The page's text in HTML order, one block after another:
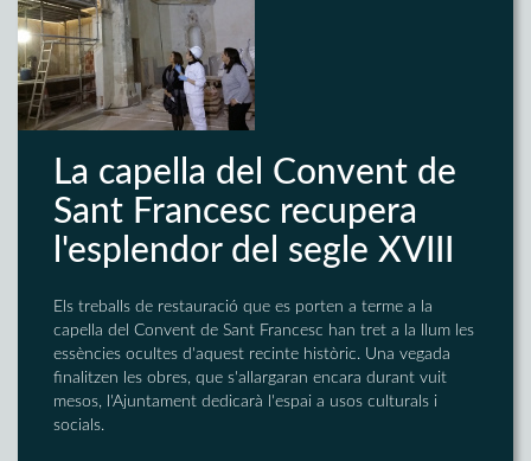
La capella del Convent de
Sant Francesc recupera
l'esplendor del segle XVIII
Els treballs de restauració que es porten a terme a la
capella del Convent de Sant Francesc han tret a la llum les
essències ocultes d'aquest recinte històric. Una vegada
finalitzen les obres, que s'allargaran encara durant vuit
mesos, l'Ajuntament dedicarà l'espai a usos culturals i
socials.